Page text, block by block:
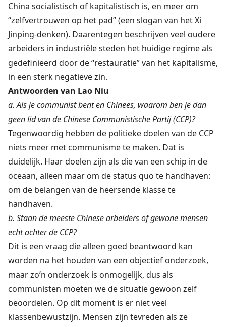
China socialistisch of kapitalistisch is, en meer om
“zelfvertrouwen op het pad” (een slogan van het Xi
Jinping-denken). Daarentegen beschrijven veel oudere
arbeiders in industriële steden het huidige regime als
gedefinieerd door de “restauratie” van het kapitalisme,
in een sterk negatieve zin.
Antwoorden van Lao Niu
a. Als je communist bent en Chinees, waarom ben je dan
geen lid van de Chinese Communistische Partij (CCP)?
Tegenwoordig hebben de politieke doelen van de CCP
niets meer met communisme te maken. Dat is
duidelijk. Haar doelen zijn als die van een schip in de
oceaan, alleen maar om de status quo te handhaven:
om de belangen van de heersende klasse te
handhaven.
b. Staan de meeste Chinese arbeiders of gewone mensen
echt achter de CCP?
Dit is een vraag die alleen goed beantwoord kan
worden na het houden van een objectief onderzoek,
maar zo’n onderzoek is onmogelijk, dus als
communisten moeten we de situatie gewoon zelf
beoordelen. Op dit moment is er niet veel
klassenbewustzijn. Mensen zijn tevreden als ze